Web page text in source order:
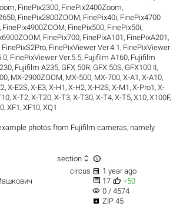
, FinePix2300, FinePix2400Zoom,
, FinePix2800ZOOM, FinePix40i, FinePix4700
, FinePix4900ZOOM, FinePix500, FinePix50i,
, FinePix700, FinePixA101 , FinePixA201 ,
FinePixS2Pro, FinePixViewer Ver.4.1 , FinePixViewer
, FinePixViewer Ver.5.5, Fujifilm A160, Fujifilm
, Fujifilm A235, GFX 50R, GFX 50S, GFX100 II,
, MX-2900ZOOM, MX-500, MX-700,X-A1 ,X-A10,
,X-E2S,X-E3,X-H1 ,X-H2,X-H2S,X-M1 ,X-Pro1 ,X-
,X-T2,X-T20,X-T3,X-T30,X-T4,X-T5,X10,X100F,
,XF1 ,XF10,XQ1
photos from Fujifilm cameras, namely
section  
circus  1 year ago
 17  +50
visibility 0 / 4574
 ZIP 45